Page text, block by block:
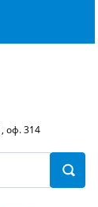
оф. 314